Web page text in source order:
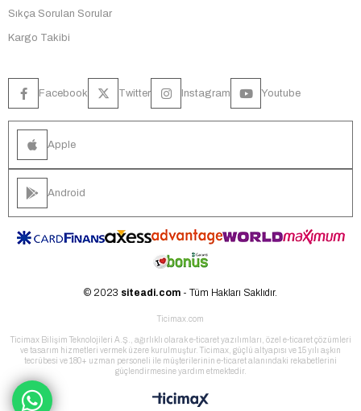
Sıkça Sorulan Sorular
Kargo Takibi
Facebook Twitter Instagram Youtube
Apple
Android
© 2023 siteadi.com - Tüm Hakları Saklıdır.
Ticimax.com
Ticimax Bilişim Teknolojileri A.Ş., ağırlıklı olarak e-ticaret yazılımları, özel e-ticaret çözümleri
ve tasarım hizmetleri vermek üzere kurulmuştur. Ticimax, güçlü altyapısı ve 15 yılı aşkın
tecrübesi ve 180+ uzman personeli ile müşterilerinin e-ticaret alanındaki rekabetlerini
güçlendirmesine yardım etmektedir.